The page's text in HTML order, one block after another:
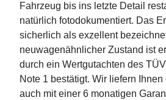
Fahrzeug bis ins letzte Detail
natürlich fotodokumentiert. Das
sicherlich als exzellent
neuwagenähnlicher Zustand ist
durch ein Wertgutachten des
Note 1 bestätigt. Wir liefern
auch mit einer 6 monatigen